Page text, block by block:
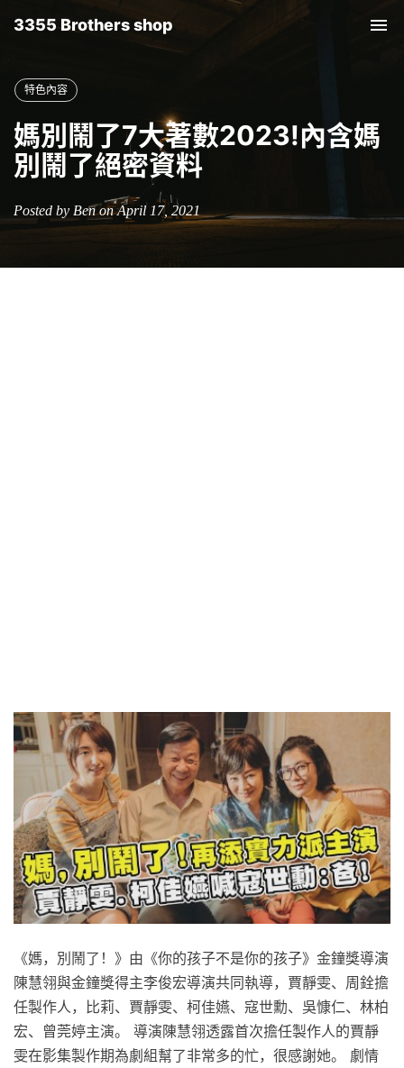
3355 Brothers shop
特色內容
媽別鬧了7大著數2023!內含媽
別鬧了絕密資料
Posted by Ben on April 17, 2021
《媽，別鬧了！》由《你的孩子不是你的孩子》金鐘獎導演
陳慧翎與金鐘獎得主李俊宏導演共同執導，賈靜雯、周銓擔
任製作人，比莉、賈靜雯、柯佳嬿、寇世勳、吳慷仁、林柏
宏、曾莞婷主演。 導演陳慧翎透露首次擔任製作人的賈靜
雯在影集製作期為劇組幫了非常多的忙，很感謝她。 劇情